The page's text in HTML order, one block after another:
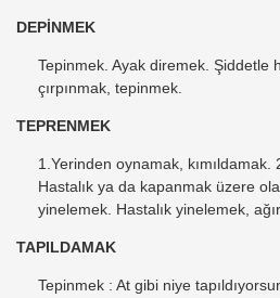
DEPİNMEK
Tepinmek. Ayak diremek. Şiddetle
çırpınmak, tepinmek.
TEPRENMEK
1.Yerinden oynamak, kımıldamak.
Hastalık ya da kapanmak üzere
yinelemek. Hastalık yinelemek,
TAPILDAMAK
Tepinmek : At gibi niye